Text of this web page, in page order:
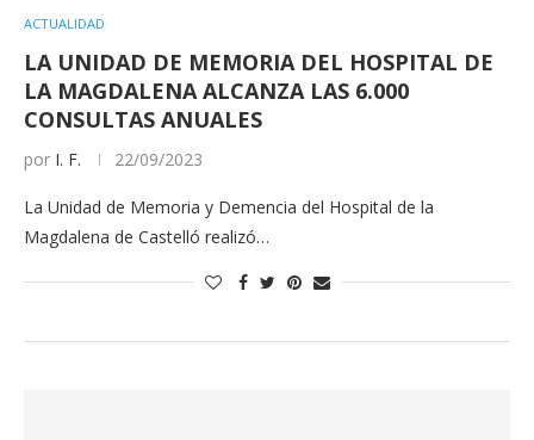
ACTUALIDAD
LA UNIDAD DE MEMORIA DEL HOSPITAL DE
LA MAGDALENA ALCANZA LAS 6.000
CONSULTAS ANUALES
por I. F. 22/09/2023
La Unidad de Memoria y Demencia del Hospital de la
Magdalena de Castelló realizó…